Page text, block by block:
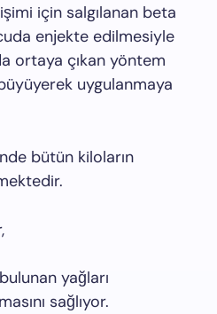
için salgılanan beta
enjekte edilmesiyle
ortaya çıkan yöntem
uygulanmaya
bütün kiloların
yağları
sağlıyor.